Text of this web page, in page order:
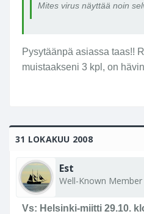
Mites virus näyttää noin
Pysytäänpä asiassa taas!!
muistaakseni 3 kpl, on
31 LOKAKUU 2008
Est
Well-Known Member
Vs: Helsinki-miitti 29.10.